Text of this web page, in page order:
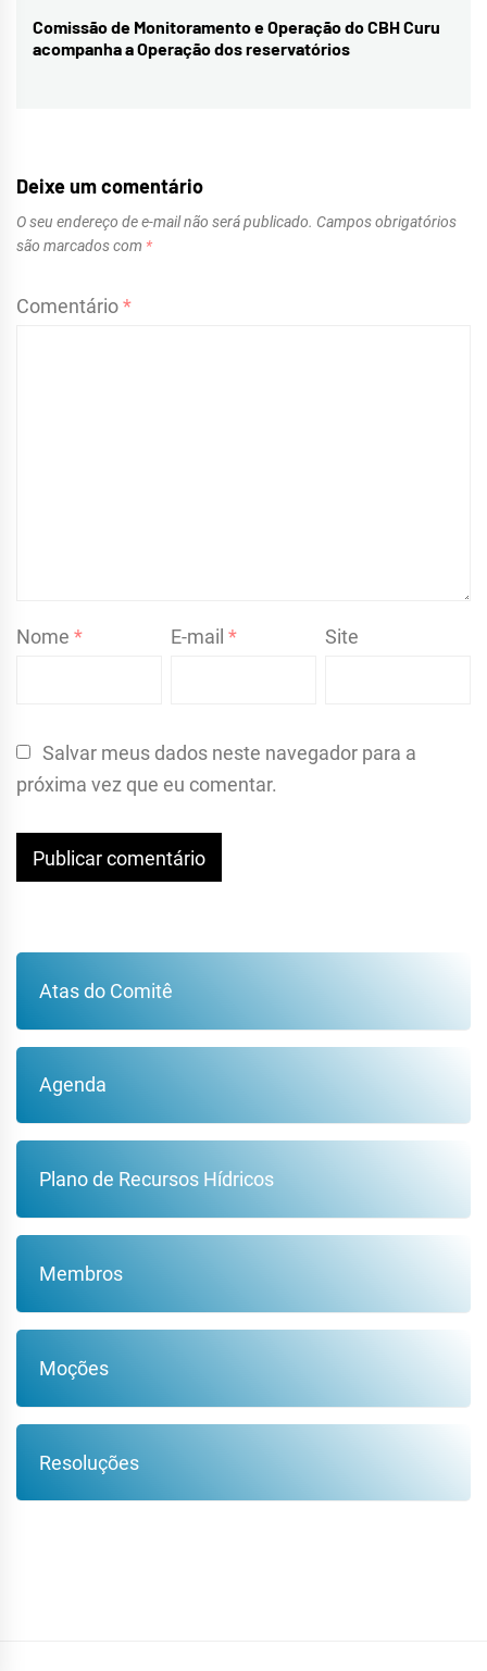
Next
post:
Comissão de Monitoramento e Operação do CBH Curu
acompanha a Operação dos reservatórios
Deixe um comentário
O seu endereço de e-mail não será publicado. Campos obrigatórios
são marcados com *
Comentário*
Nome * E-mail* Site
Salvar meus dados neste navegador para a
próxima vez que eu comentar.
Atas do Comitê
Agenda
Plano de Recursos Hídricos
Membros
Moções
Resoluções